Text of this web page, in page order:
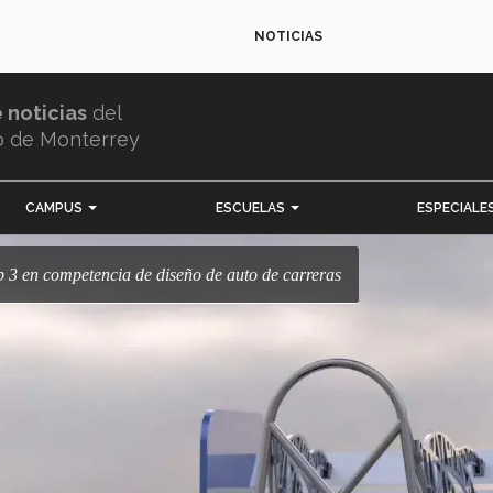
NOTICIAS
noticias del
de Monterrey
CAMPUS ESCUELAS
3 en competencia de diseño de auto de carreras